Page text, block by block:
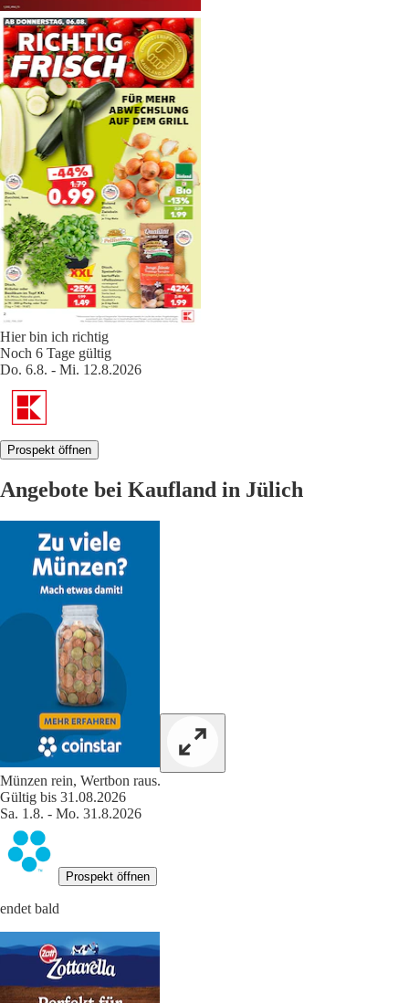
Hier bin ich richtig
Noch 6 Tage gültig
Do. 6.8. - Mi. 12.8.2026
Prospekt öffnen
Angebote bei Kaufland in Jülich
Münzen rein, Wertbon raus.
Gültig bis 31.08.2026
Sa. 1.8. - Mo. 31.8.2026
Prospekt öffnen
endet bald